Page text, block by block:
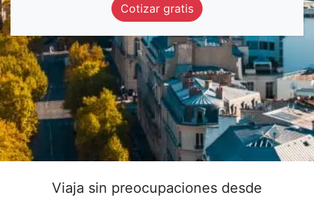
Cotizar gratis
Viaja sin preocupaciones desde